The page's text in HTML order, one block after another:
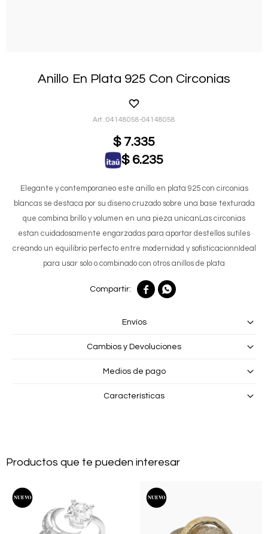
Anillo En Plata 925 Con Circonias
04148058-04148058
$ 7.335
$ 6.235
Elegante y contemporaneo este anillo en plata 925 con circonias
blancas se destaca por su diseno cruzado sobre una base texturada
que combina brillo y volumen en una pieza unicanLas circonias
estan cuidadosamente engarzadas para aportar destellos sutiles
creando un equilibrio perfecto entre modernidad y sofisticacionnIdeal
para usar solo o combinado con otros anillos de plata
 
Envíos
Cambios y Devoluciones
Medios de pago
Características
Productos que te pueden interesar